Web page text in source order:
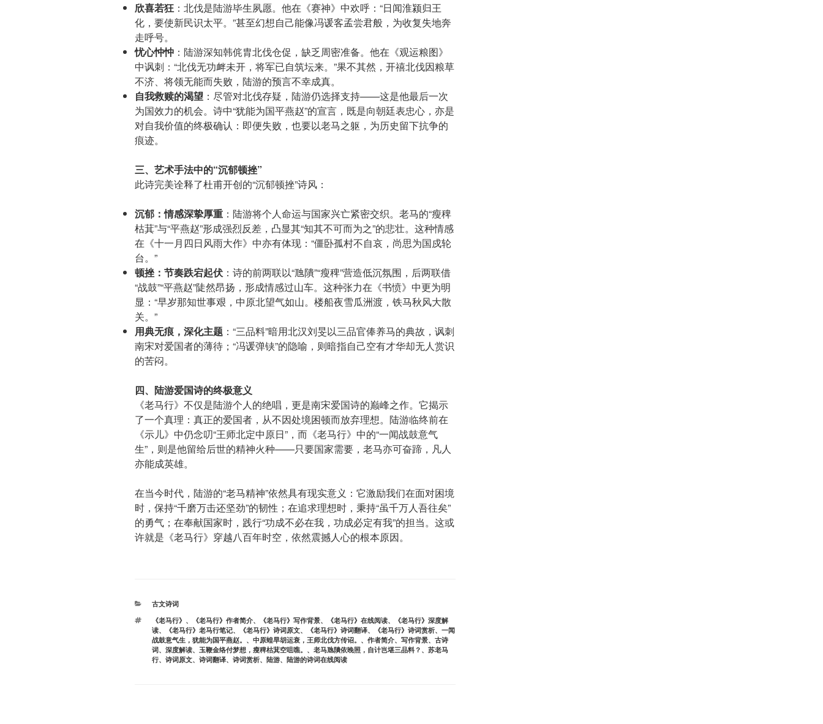
欣喜若狂 ：北伐是陆游毕生夙愿。他在《赛神》中欢呼：“日闻淮颍归王
化，要使新民识太平。”甚至幻想自己能像冯谖客孟尝君般，为收复失地奔
走呼号。
忧心忡忡 ：陆游深知韩侂胄北伐仓促，缺乏周密准备。他在《观运粮图》
中讽刺：“北伐无功衅未开，将军已自筑坛来。”果不其然，开禧北伐因粮草
不济、将领无能而失败，陆游的预言不幸成真。
自我救赎的渴望 ：尽管对北伐存疑，陆游仍选择支持——这是他最后一次
为国效力的机会。诗中“犹能为国平燕赵”的宣言，既是向朝廷表忠心，亦是
对自我价值的终极确认：即便失败，也要以老马之躯，为历史留下抗争的
痕迹。
三、艺术手法中的“沉郁顿挫”
此诗完美诠释了杜甫开创的“沉郁顿挫”诗风：
沉郁：情感深挚厚重 ：陆游将个人命运与国家兴亡紧密交织。老马的“瘦稗
枯萁”与“平燕赵”形成强烈反差，凸显其“知其不可而为之”的悲壮。这种情感
在《十一月四日风雨大作》中亦有体现：“僵卧孤村不自哀，尚思为国戍轮
台。”
顿挫：节奏跌宕起伏 ：诗的前两联以“虺隤”“瘦稗”营造低沉氛围，后两联借
“战鼓”“平燕赵”陡然昂扬，形成情感过山车。这种张力在《书愤》中更为明
显：“早岁那知世事艰，中原北望气如山。楼船夜雪瓜洲渡，铁马秋风大散
关。”
用典无痕，深化主题 ：“三品料”暗用北汉刘旻以三品官俸养马的典故，讽刺
南宋对爱国者的薄待；“冯谖弹铗”的隐喻，则暗指自己空有才华却无人赏识
的苦闷。
四、陆游爱国诗的终极意义
《老马行》不仅是陆游个人的绝唱，更是南宋爱国诗的巅峰之作。它揭示
了一个真理：真正的爱国者，从不因处境困顿而放弃理想。陆游临终前在
《示儿》中仍念叨“王师北定中原日”，而《老马行》中的“一闻战鼓意气
生”，则是他留给后世的精神火种——只要国家需要，老马亦可奋蹄，凡人
亦能成英雄。
在当今时代，陆游的“老马精神”依然具有现实意义：它激励我们在面对困境
时，保持“千磨万击还坚劲”的韧性；在追求理想时，秉持“虽千万人吾往矣”
的勇气；在奉献国家时，践行“功成不必在我，功成必定有我”的担当。这或
许就是《老马行》穿越八百年时空，依然震撼人心的根本原因。
分
古文诗词
标
签
《老马行》 、 《老马行》作者简介、 《老马行》写作背景、 《老马行》在线阅读、
《老马行》深度解
读、 《老马行》老马行笔记、 《老马行》诗词原文、 《老马行》诗词翻译、 《老马行》诗词赏析、 一闻
战鼓意气生，犹能为国平燕赵。 、 中原蝗旱胡运衰，王师北伐方传诏。 、 作者简介、 写作背景、 古诗
词、 深度解读、 玉鞭金络付梦想，瘦稗枯萁空咀噍。 、 老马虺隤依晚照，自计岂堪三品料？ 、 苏老马
行、 诗词原文、 诗词翻译、 诗词赏析、 陆游、 陆游的诗词在线阅读